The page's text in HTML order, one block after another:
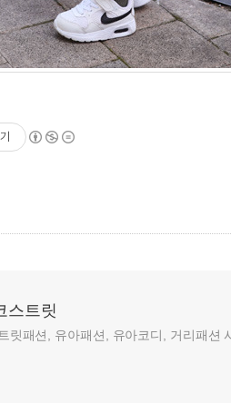
스트릿
릿패션, 유아패션, 유아코디, 거리패션